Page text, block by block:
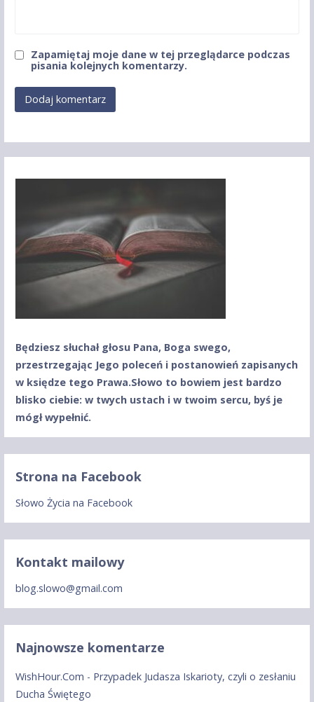
Zapamiętaj moje dane w tej przeglądarce podczas
pisania kolejnych komentarzy.
Będziesz słuchał głosu Pana, Boga swego,
przestrzegając Jego poleceń i postanowień zapisanych
w księdze tego Prawa.Słowo to bowiem jest bardzo
blisko ciebie: w twych ustach i w twoim sercu, byś je
mógł wypełnić.
Strona na Facebook
Słowo Życia na Facebook
Kontakt mailowy
blog.slowo@gmail.com
Najnowsze komentarze
WishHour.Com - Przypadek Judasza Iskarioty, czyli o zesłaniu
Ducha Świętego